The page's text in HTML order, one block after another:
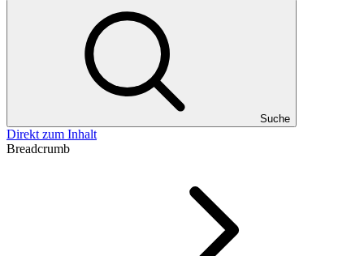
Suche
Direkt zum Inhalt
Breadcrumb